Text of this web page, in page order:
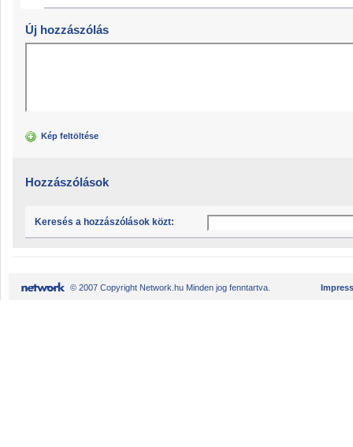
Új hozzászólás
Kép feltöltése
Hozzászólások
Keresés a hozzászólások közt:
© 2007 Copyright Network.hu Minden jog fenntartva.